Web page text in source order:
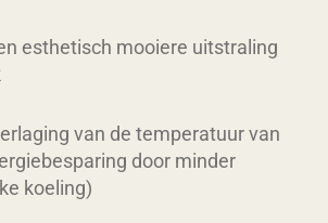
esthetisch mooiere uitstraling
van de temperatuur van
door minder
koeling)